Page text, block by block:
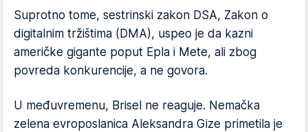
Suprotno tome, sestrinski zakon DSA, Zakon o
digitalnim tržištima (DMA), uspeo je da kazni
američke gigante poput Epla i Mete, ali zbog
povreda konkurencije, a ne govora.
U međuvremenu, Brisel ne reaguje. Nemačka
zelena evroposlanica Aleksandra Gize primetila je